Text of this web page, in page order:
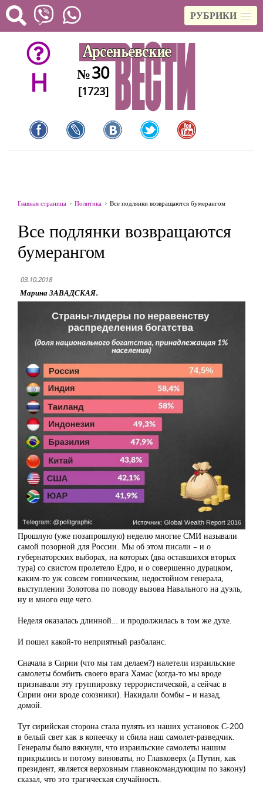
РУБРИКИ
H №30
[1723]
Главная страница Политика Все подлянки возвращаются бумерангом
Все подлянки возвращаются
бумерангом
03.10.2018
Марина ЗАВАДСКАЯ.
Прошлую (уже позапрошлую) неделю многие СМИ называли
самой позорной для России. Мы об этом писали – и о
губернаторских выборах, на которых (два оставшихся вторых
тура) со свистом пролетело Едро, и о совершенно дурацком,
каким-то уж совсем гопническим, недостойном генерала,
выступлении Золотова по поводу вызова Навального на дуэль,
ну и много еще чего.
Неделя оказалась длинной… и продолжилась в том же духе.
И пошел какой-то неприятный разбаланс.
Сначала в Сирии (что мы там делаем?) налетели израильские
самолеты бомбить своего врага Хамас (когда-то мы вроде
признавали эту группировку террористической, а сейчас в
Сирии они вроде союзники). Накидали бомбы – и назад,
домой.
Тут сирийская сторона стала пулять из наших установок С-200
в белый свет как в копеечку и сбила наш самолет-разведчик.
Генералы было вякнули, что израильские самолеты нашим
прикрылись и потому виноваты, но Главковерх (а Путин, как
президент, является верховным главнокомандующим по закону)
сказал, что это трагическая случайность.